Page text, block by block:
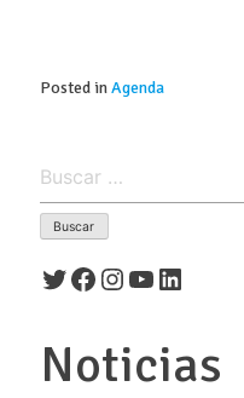
Posted inAgenda
Twitter
Facebook
Instagram
YouTube
LinkedIn
Noticias